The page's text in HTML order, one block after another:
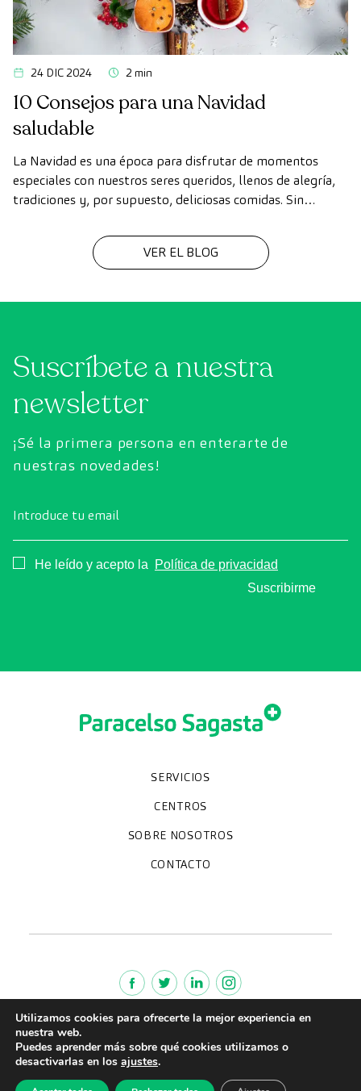
24 DIC 2024 2 min
10 Consejos para una Navidad
saludable
La Navidad es una época para disfrutar de momentos
especiales con nuestros seres queridos, llenos de alegría,
tradiciones y, por supuesto, deliciosas comidas. Sin
vista nuestros hábitos saludables.
VER EL BLOG
Suscríbete a nuestra
newsletter
¡Sé la primera persona en enterarte de
nuestras novedades!
Introduce tu email
Consentimiento
He leído y acepto la
Política de privacidad
Suscribirme
SERVICIOS
Especialidades
Diagnóstico por la imagen
Chequeos y revisiones médicas
CENTROS
Policlínica Sagasta
Paracelso Diagnóstico Médico
SOBRE NOSOTROS
Quiénes somos
Trabaja con nosotros
Noticias
Preguntas frecuentes
CONTACTO
Política de cookies
Aviso legal
Política de Privacidad
Política de calidad
Utilizamos cookies para ofrecerte la mejor experiencia en
nuestra web.
Puedes aprender más sobre qué cookies utilizamos o
desactivarlas en los ajustes.